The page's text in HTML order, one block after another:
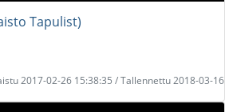
Tapulist)
2017-02-26 15:38:35 / Tallennettu 2018-03-16